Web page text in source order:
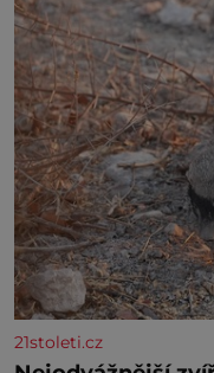
21stoleti.cz